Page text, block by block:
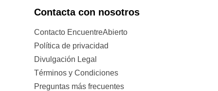
Contacta con nosotros
Contacto EncuentreAbierto
Política de privacidad
Divulgación Legal
Términos y Condiciones
Preguntas más frecuentes